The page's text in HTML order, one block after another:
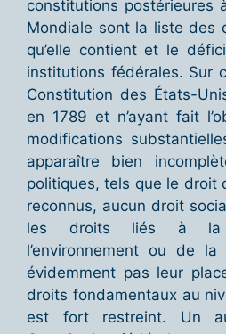
constitutions postérieures
Mondiale sont la liste des
qu’elle contient et le
institutions fédérales. Sur
Constitution des États-
en 1789 et n’ayant fait
modifications
apparaître bien
politiques, tels que le droit
reconnus, aucun droit
les droits liés à la
l’environnement ou de
évidemment pas leur
droits fondamentaux au
est fort restreint. Un